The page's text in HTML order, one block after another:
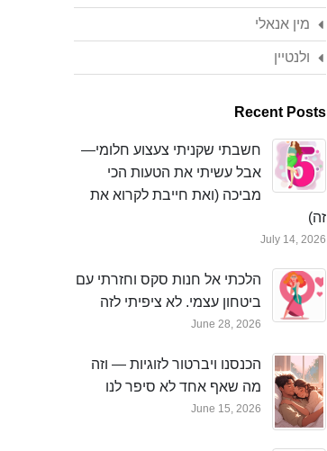
מין אנאלי
ולנטיין
Recent Posts
חשבתי שקניתי צעצוע חלומי—
אבל עשיתי את הטעות הכי
מביכה (ואת חייבת לקרוא את
זה)
July 14, 2026
הלכתי אל חנות סקס וחזרתי עם
ביטחון עצמי. לא ציפיתי לזה
June 28, 2026
הכנסנו ויברטור לזוגיות — וזה
מה שאף אחד לא סיפר לנו
June 15, 2026